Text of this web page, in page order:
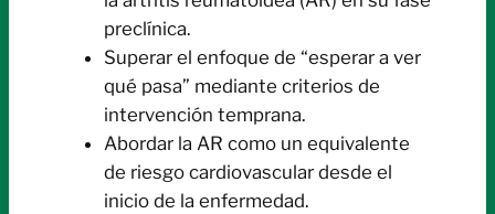
preclínica.
Superar el enfoque de “esperar a ver
qué pasa” mediante criterios de
intervención temprana.
Abordar la AR como un equivalente
de riesgo cardiovascular desde el
inicio de la enfermedad.